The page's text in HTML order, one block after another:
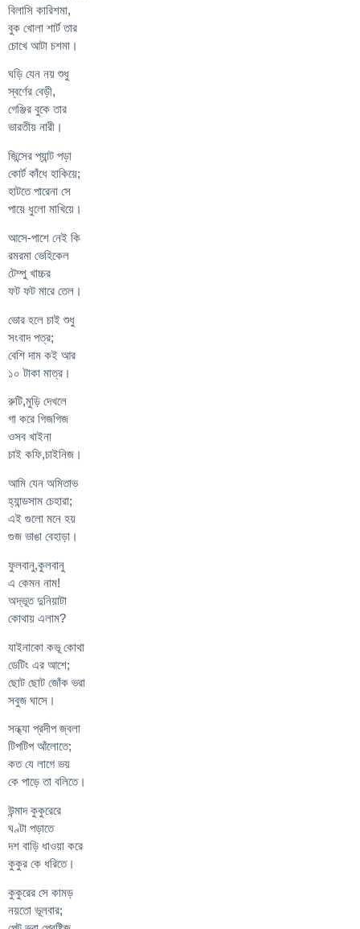
বিলাসি কারিশমা,
বুক খোলা শার্ট তার
চোখে আটা চশমা।
ঘড়ি যেন নয় শুধু
স্বর্ণের বেড়ী,
গেঞ্জির বুকে তার
ভারতীয় নারী।
জিন্সের প্যান্ট পড়া
কোর্ট কাঁধে হাকিয়ে;
হাটতে পারেনা সে
পায়ে ধুলো মাখিয়ে।
আসে-পাশে নেই কি
রমরমা ভেহিকেল
টেম্পু খাচ্চর
ফট ফট মারে তেল।
ভোর হলে চাই শুধু
সংবাদ পত্র;
বেশি দাম কই আর
১০ টাকা মাত্র।
রুটি,মুড়ি দেখলে
গা করে গিজগিজ
ওসব খাইনা
চাই কফি,চাইনিজ।
আমি যেন অমিতাভ
হ্যান্ডসাম চেহারা;
এই গুলো মনে হয়
গুজ ভাঙা বেহাড়া।
ফুলবানু,কুলবানু
এ কেমন নাম!
অদ্ভূত দুনিয়াটা
কোথায় এলাম?
যাইনাকো কভূ কোথা
ডেটিং এর আশে;
ছোট ছোট জোঁক ভরা
সবুজ ঘাসে।
সন্ধ্যা প্রদীপ জ্বলা
টিপটিপ আঁলোতে;
কত যে লাগে ভয়
কে পাড়ে তা বলিতে।
উন্মাদ কুকুরেরে
ঘণ্টা পড়াতে
দশ বাড়ি ধাওয়া করে
কুকুর কে ধরিতে।
কুকুরের সে কামড়
নয়তো ভূলবার;